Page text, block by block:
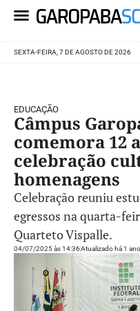
SEXTA-FEIRA, 7 DE AGOSTO DE 2026
EDUCAÇÃO
Câmpus
comemora 12
celebração
homenagens
Celebração reuniu
egressos na quarta-
Quarteto Vispalle.
04/07/2025 às 14:36Atualizado há 1